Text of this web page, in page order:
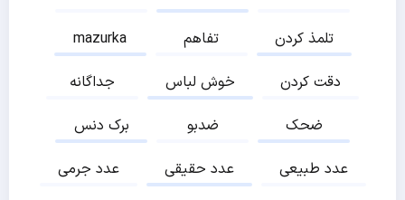
mazurka
تفاهم
تلمذ کردن
جداگانه
خوش لباس
دقت کردن
برک دنس
ضدبو
ضحک
عدد جرمی
عدد حقیقی
عدد طبیعی